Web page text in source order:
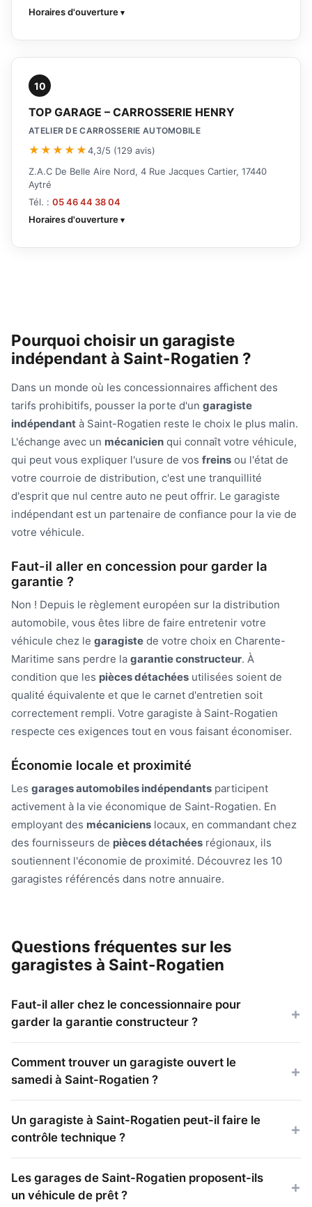
Horaires d'ouverture
10
TOP GARAGE – CARROSSERIE HENRY
ATELIER DE CARROSSERIE AUTOMOBILE
★★★★★4,3/5 (129 avis)
Z.A.C De Belle Aire Nord, 4 Rue Jacques Cartier, 17440
Aytré
Tél. : 05 46 44 38 04
Horaires d'ouverture
Pourquoi choisir un garagiste
indépendant à Saint-Rogatien ?
Dans un monde où les concessionnaires affichent des
tarifs prohibitifs, pousser la porte d'un garagiste
indépendant à Saint-Rogatien reste le choix le plus malin.
L'échange avec un mécanicien qui connaît votre véhicule,
qui peut vous expliquer l'usure de vos freins ou l'état de
votre courroie de distribution, c'est une tranquillité
d'esprit que nul centre auto ne peut offrir. Le garagiste
indépendant est un partenaire de confiance pour la vie de
votre véhicule.
Faut-il aller en concession pour garder la
garantie ?
Non ! Depuis le règlement européen sur la distribution
automobile, vous êtes libre de faire entretenir votre
véhicule chez le garagiste de votre choix en Charente-
Maritime sans perdre la garantie constructeur. À
condition que les pièces détachées utilisées soient de
qualité équivalente et que le carnet d'entretien soit
correctement rempli. Votre garagiste à Saint-Rogatien
respecte ces exigences tout en vous faisant économiser.
Économie locale et proximité
Les garages automobiles indépendants participent
activement à la vie économique de Saint-Rogatien. En
employant des mécaniciens locaux, en commandant chez
des fournisseurs de pièces détachées régionaux, ils
soutiennent l'économie de proximité. Découvrez les 10
garagistes référencés dans notre annuaire.
Questions fréquentes sur les
garagistes à Saint-Rogatien
Faut-il aller chez le concessionnaire pour
garder la garantie constructeur ?
Comment trouver un garagiste ouvert le
samedi à Saint-Rogatien ?
Un garagiste à Saint-Rogatien peut-il faire le
contrôle technique ?
Les garages de Saint-Rogatien proposent-ils
un véhicule de prêt ?